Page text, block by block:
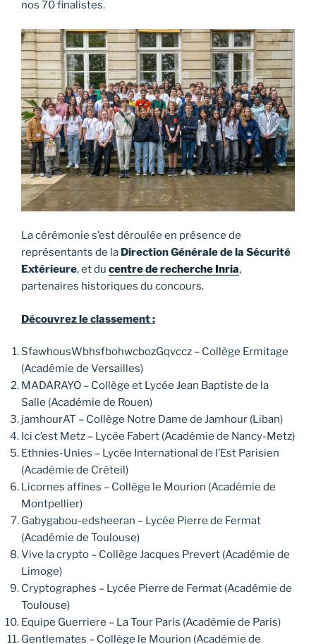
nos 70 finalistes.
La cérémonie s’est déroulée en présence de
représentants de la Direction Générale de la Sécurité
Extérieure, et du centre de recherche Inria,
partenaires historiques du concours.
Découvrez le classement :
SfawhousWbhsfbohwcbozGqvccz – Collège Ermitage
(Académie de Versailles)
MADARAYO – Collège et Lycée Jean Baptiste de la
Salle (Académie de Rouen)
jamhourAT – Collège Notre Dame de Jamhour (Liban)
Ici c’est Metz – Lycée Fabert (Académie de Nancy-Metz)
Ethnies-Unies – Lycée International de l’Est Parisien
(Académie de Créteil)
Licornes affines – Collège le Mourion (Académie de
Montpellier)
Gabygabou-edsheeran – Lycée Pierre de Fermat
(Académie de Toulouse)
Vive la crypto – Collège Jacques Prevert (Académie de
Limoge)
Cryptographes – Lycée Pierre de Fermat (Académie de
Toulouse)
Equipe Guerriere – La Tour Paris (Académie de Paris)
Gentlemates – Collège le Mourion (Académie de